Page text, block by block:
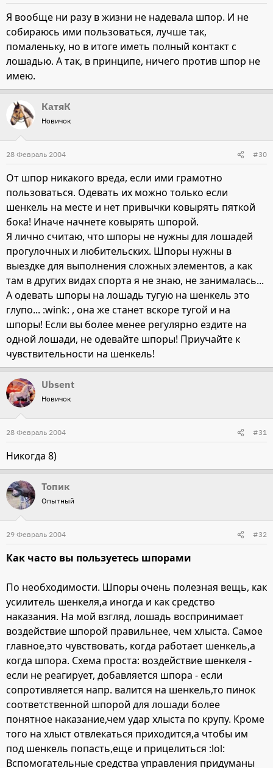
Я вообще ни разу в жизни не надевала шпор. И не
собираюсь ими пользоваться, лучше так,
помаленьку, но в итоге иметь полный контакт с
лошадью. А так, в принципе, ничего против шпор не
имею.
КатяК
Новичок
28 Февраль 2004 #30
От шпор никакого вреда, если ими грамотно
пользоваться. Одевать их можно только если
шенкель на месте и нет привычки ковырять пяткой
бока! Иначе начнете ковырять шпорой.
Я лично считаю, что шпоры не нужны для лошадей
прогулочных и любительских. Шпоры нужны в
выездке для выполнения сложных элементов, а как
там в других видах спорта я не знаю, не занималась...
А одевать шпоры на лошадь тугую на шенкель это
глупо... :wink: , она же станет вскоре тугой и на
шпоры! Если вы более менее регулярно ездите на
одной лошади, не одевайте шпоры! Приучайте к
чувствительности на шенкель!
Ubsent
Новичок
28 Февраль 2004 #31
Никогда 8)
Топик
Опытный
29 Февраль 2004 #32
Как часто вы пользуетесь шпорами
По необходимости. Шпоры очень полезная вещь, как
усилитель шенкеля,а иногда и как средство
наказания. На мой взгляд, лошадь воспринимает
воздействие шпорой правильнее, чем хлыста. Самое
главное,это чувствовать, когда работает шенкель,а
когда шпора. Схема проста: воздействие шенкеля -
если не реагирует, добавляется шпора - если
сопротивляется напр. валится на шенкель,то пинок
соответственной шпорой для лошади более
понятное наказание,чем удар хлыста по крупу. Кроме
того на хлыст отвлекаться приходится,а чтобы им
под шенкель попасть,еще и прицелиться :lol:
Вспомогательные средства управления придуманы